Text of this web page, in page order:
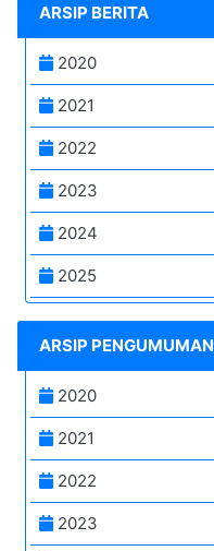
ARSIP BERITA
2020
2021
2022
2023
2024
2025
ARSIP PENGUMUMAN
2020
2021
2022
2023